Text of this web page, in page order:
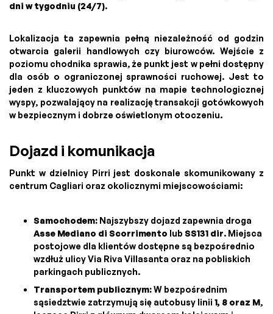
dni w tygodniu (24/7).
Lokalizacja ta zapewnia pełną niezależność od godzin
otwarcia galerii handlowych czy biurowców. Wejście z
poziomu chodnika sprawia, że punkt jest w pełni dostępny
dla osób o ograniczonej sprawności ruchowej. Jest to
jeden z kluczowych punktów na mapie technologicznej
wyspy, pozwalający na realizację transakcji gotówkowych
w bezpiecznym i dobrze oświetlonym otoczeniu.
Dojazd i komunikacja
Punkt w dzielnicy Pirri jest doskonale skomunikowany z
centrum Cagliari oraz okolicznymi miejscowościami:
Samochodem: Najszybszy dojazd zapewnia droga
Asse Mediano di Scorrimento lub SS131 dir. Miejsca
postojowe dla klientów dostępne są bezpośrednio
wzdłuż ulicy Via Riva Villasanta oraz na pobliskich
parkingach publicznych.
Transportem publicznym:W bezpośrednim
sąsiedztwie zatrzymują się autobusy linii 1, 8 oraz M,